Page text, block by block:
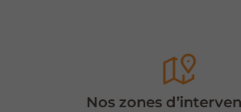
Nos zones